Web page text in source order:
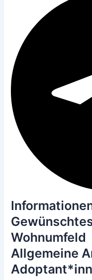
Wohnumfeld
Allgemeine